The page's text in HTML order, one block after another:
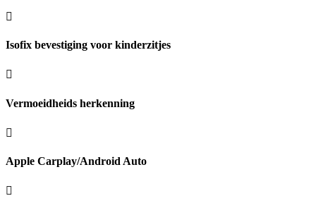
Isofix bevestiging voor kinderzitjes
Vermoeidheids herkenning
Apple Carplay/Android Auto